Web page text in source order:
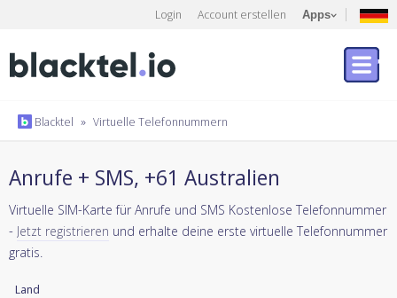
Login Account erstellen Apps
Blacktel » Virtuelle Telefonnummern
Anrufe + SMS, +61 Australien
Virtuelle SIM-Karte für Anrufe und SMS Kostenlose Telefonnummer
- Jetzt registrieren und erhalte deine erste virtuelle Telefonnummer
gratis.
Land